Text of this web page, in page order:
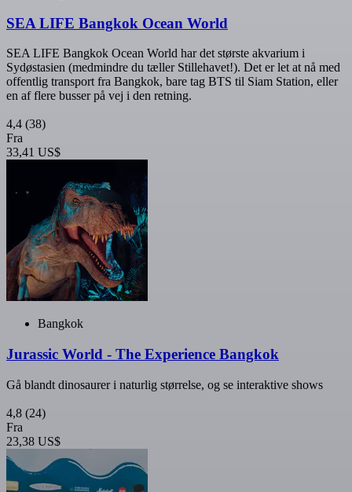
SEA LIFE Bangkok Ocean World
SEA LIFE Bangkok Ocean World har det største akvarium i
Sydøstasien (medmindre du tæller Stillehavet!). Det er let at nå med
offentlig transport fra Bangkok, bare tag BTS til Siam Station, eller
en af flere busser på vej i den retning.
4,4 (38)
Fra
33,41 US$
Bangkok
Jurassic World - The Experience Bangkok
Gå blandt dinosaurer i naturlig størrelse, og se interaktive shows
4,8 (24)
Fra
23,38 US$